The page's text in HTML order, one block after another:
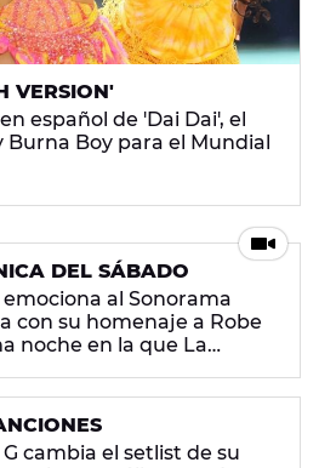
VERSION'
español de 'Dai Dai', el
Burna Boy para el Mundial
DEL SÁBADO
emociona al Sonorama
con su homenaje a Robe
noche en la que La
cambia el setlist de su